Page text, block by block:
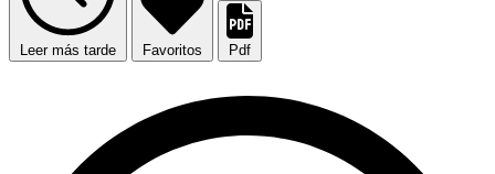
Leer más tarde Favoritos Pdf